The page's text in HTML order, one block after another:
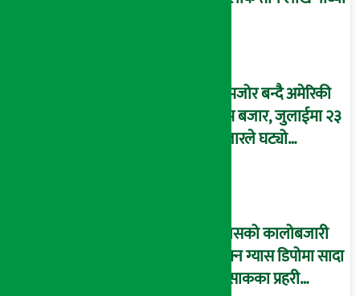
कमजोर बन्दै अमेरिकी
श्रम बजार, जुलाईमा २३
हजारले घट्यो
ग्यासको कालोबजारी
रोक्न ग्यास डिपोमा सादा
पोसाकका प्रहरी